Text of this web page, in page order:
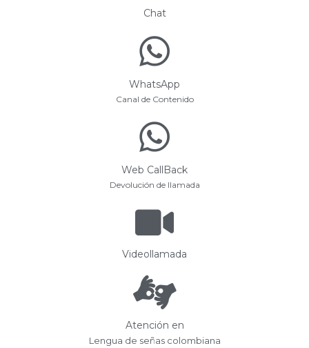
Chat
WhatsApp
Canal de Contenido
Web CallBack
Devolución de llamada
Videollamada
Atención en
Lengua de señas colombiana